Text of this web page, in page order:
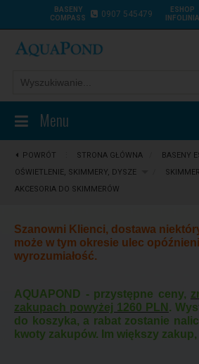
BASENY
COMPASS
0907 545479
ESHOP
INFOLINIA
Menu
POWRÓT STRONA GŁÓWNA BASENY
OŚWIETLENIE, SKIMMERY, DYSZE
AKCESORIA DO SKIMMERÓW
Szanowni Klienci, dostawa
może w tym okresie ulec
wyrozumiałość.
AQUAPOND - przystępne ceny,
zakupach powyżej 1260 PLN .
do koszyka, a rabat zostanie
kwoty zakupów. Im większy